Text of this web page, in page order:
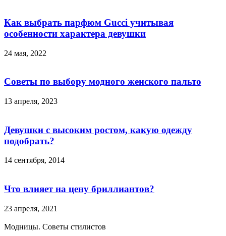
Как выбрать парфюм Gucci учитывая
особенности характера девушки
24 мая, 2022
Советы по выбору модного женского пальто
13 апреля, 2023
Девушки с высоким ростом, какую одежду
подобрать?
14 сентября, 2014
Что влияет на цену бриллиантов?
23 апреля, 2021
Модницы. Советы стилистов